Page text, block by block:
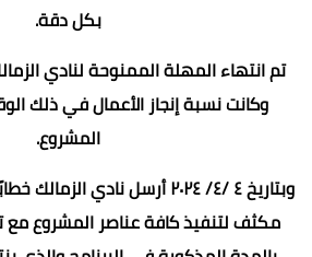
بكل دقة.
المشروع.
وبتاريخ ٤ /٤/ ٢٠٢٤ أرسل نادي
مكثف لتنفيذ كافة عناصر المشروع مع